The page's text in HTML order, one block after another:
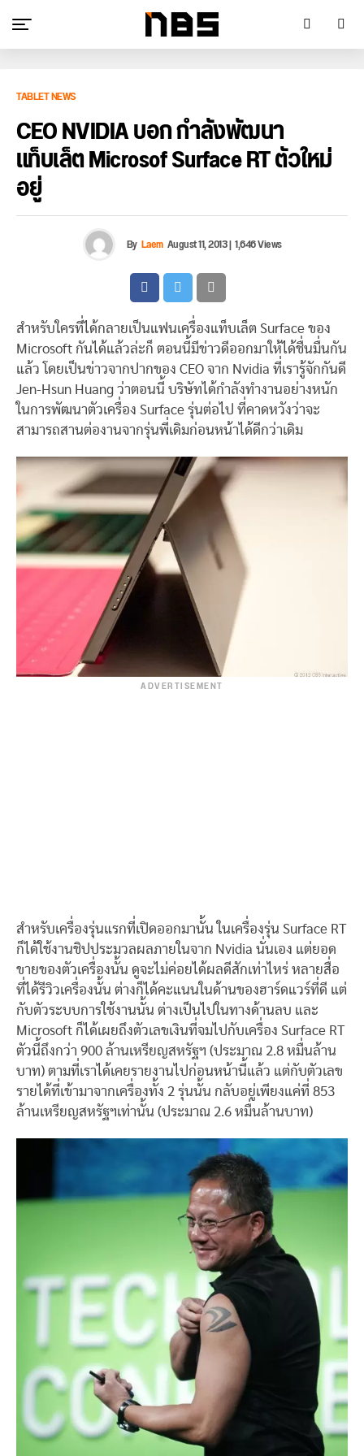
TABLET NEWS
CEO NVIDIA บอก กำลังพัฒนา
แท็บเล็ต Microsof Surface RT ตัวใหม่
อยู่
By Laem August 11, 2013|1,646 Views
สำหรับใครที่ได้กลายเป็นแฟนเครื่องแท็บเล็ต Surface ของ
Microsoft กันได้แล้วล่ะก็ ตอนนี้มีข่าวดีออกมาให้ได้ชื่นมื่นกัน
แล้ว โดยเป็นข่าวจากปากของ CEO จาก Nvidia ที่เรารู้จักกันดี
Jen-Hsun Huang ว่าตอนนี้ บริษัทได้กำลังทำงานอย่างหนัก
ในการพัฒนาตัวเครื่อง Surface รุ่นต่อไป ที่คาดหวังว่าจะ
สามารถสานต่องานจากรุ่นพี่เดิมก่อนหน้าได้ดีกว่าเดิม
ADVERTISEMENT
สำหรับเครื่องรุ่นแรกที่เปิดออกมานั้น ในเครื่องรุ่น Surface RT
ก็ได้ใช้งานชิปประมวลผลภายในจาก Nvidia นั่นเอง แต่ยอด
ขายของตัวเครื่องนั้น ดูจะไม่ค่อยได้ผลดีสักเท่าไหร่ หลายสื่อ
ที่ได้รีวิวเครื่องนั้น ต่างก็ได้คะแนนในด้านของฮาร์ดแวร์ที่ดี แต่
กับตัวระบบการใช้งานนั้น ต่างเป็นไปในทางด้านลบ และ
Microsoft ก็ได้เผยถึงตัวเลขเงินที่จมไปกับเครื่อง Surface RT
ตัวนี้ถึงกว่า 900 ล้านเหรียญสหรัฐฯ (ประมาณ 2.8 หมื่นล้าน
บาท) ตามที่เราได้เคยรายงานไปก่อนหน้านี้แล้ว แต่กับตัวเลข
รายได้ที่เข้ามาจากเครื่องทั้ง 2 รุ่นนั้น กลับอยู่เพียงแค่ที่ 853
ล้านเหรียญสหรัฐฯเท่านั้น (ประมาณ 2.6 หมื่นล้านบาท)